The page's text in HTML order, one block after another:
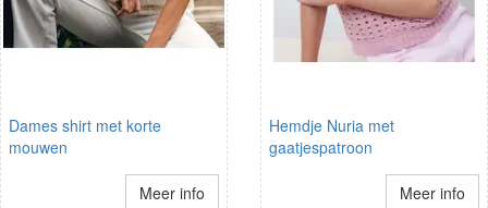
Dames shirt met korte
mouwen
Meer info
Hemdje Nuria met
gaatjespatroon
Meer info